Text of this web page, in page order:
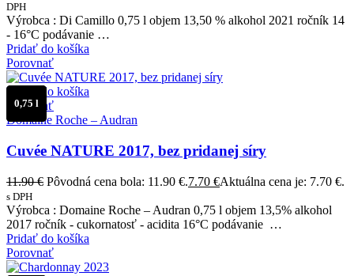
DPH
Výrobca : Di Camillo 0,75 l objem 13,50 % alkohol 2021 ročník 14
- 16°C podávanie …
Pridať do košíka
Porovnať
Pridať do košíka
Porovnať
Domaine Roche – Audran
Cuvée NATURE 2017, bez pridanej síry
11.90€ Pôvodná cena bola: 11.90 €.7.70 €Aktuálna cena je: 7.70 €.
s DPH
0,75 l
Výrobca : Domaine Roche – Audran 0,75 l objem 13,5% alkohol
2017 ročník - cukornatosť - acidita 16°C podávanie …
Pridať do košíka
Porovnať